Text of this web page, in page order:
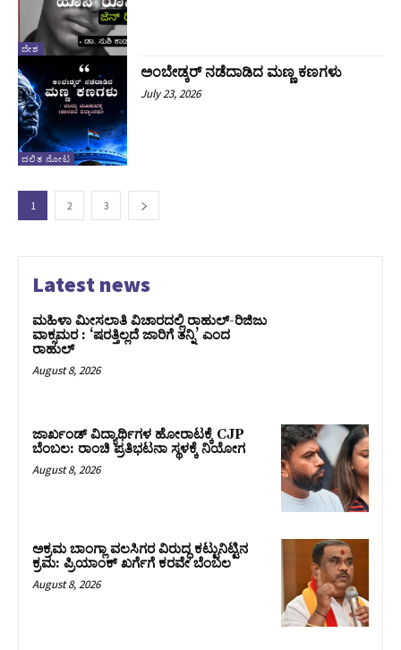
ದೇಶ
ದಲಿತ ನೋಟ
ಅಂಬೇಡ್ಕರ್ ನಡೆದಾಡಿದ ಮಣ್ಣ ಕಣಗಳು
July 23, 2026
1 2 3
Latest news
ಮಹಿಳಾ ಮೀಸಲಾತಿ ವಿಚಾರದಲ್ಲಿ ರಾಹುಲ್‌-ರಿಜಿಜು
ವಾಕ್ಸಮರ : ‘ಷರತ್ತಿಲ್ಲದೆ ಜಾರಿಗೆ ತನ್ನಿ’ ಎಂದ
ರಾಹುಲ್‌
August 8, 2026
ಜಾರ್ಖಂಡ್‌ ವಿದ್ಯಾರ್ಥಿಗಳ ಹೋರಾಟಕ್ಕೆ CJP
ಬೆಂಬಲ: ರಾಂಚಿ ಪ್ರತಿಭಟನಾ ಸ್ಥಳಕ್ಕೆ ನಿಯೋಗ
August 8, 2026
ಅಕ್ರಮ ಬಾಂಗ್ಲಾ ವಲಸಿಗರ ವಿರುದ್ಧ ಕಟ್ಟುನಿಟ್ಟಿನ
ಕ್ರಮ: ಪ್ರಿಯಾಂಕ್ ಖರ್ಗೆಗೆ ಕರವೇ ಬೆಂಬಲ
August 8, 2026